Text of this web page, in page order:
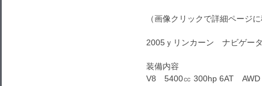
（画像クリックで詳細ページ
2005ｙリンカーン ナビゲー
装備内容
V8 5400㏄ 300hp 6AT AWD